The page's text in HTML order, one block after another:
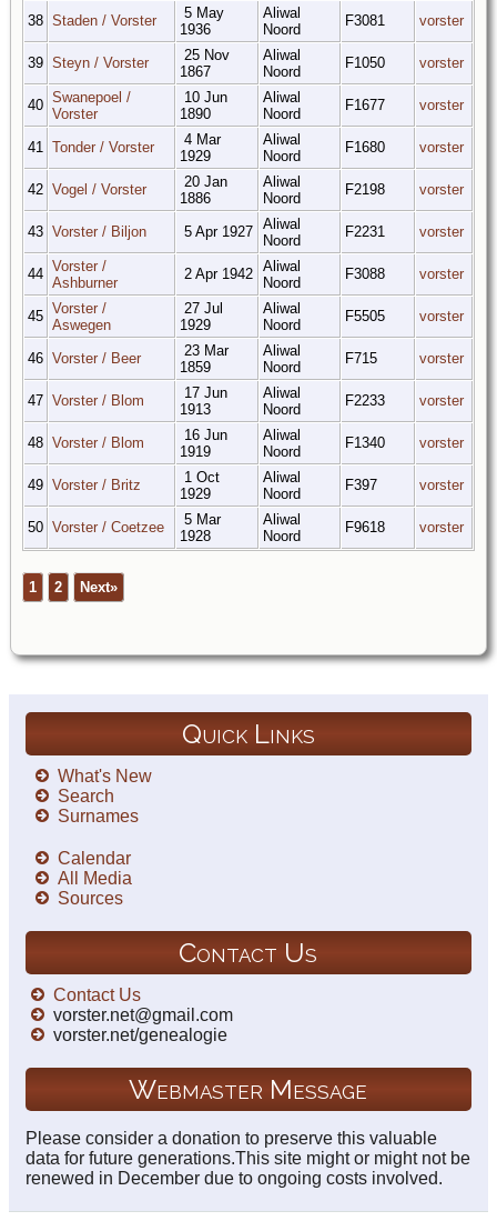
38 Staden / Vorster
5 May
1936
Aliwal
Noord
F3081 vorster
39 Steyn / Vorster
25 Nov
1867
Aliwal
Noord
F1050 vorster
40 Swanepoel /
Vorster
10 Jun
1890
Aliwal
Noord
F1677 vorster
41 Tonder / Vorster
4 Mar
1929
Aliwal
Noord
F1680 vorster
42 Vogel / Vorster
20 Jan
1886
Aliwal
Noord
F2198 vorster
43 Vorster / Biljon 5 Apr 1927 Aliwal
Noord
F2231 vorster
44 Vorster /
Ashburner
2 Apr 1942 Aliwal
Noord
F3088 vorster
45 Vorster /
Aswegen
27 Jul
1929
Aliwal
Noord
F5505 vorster
46 Vorster / Beer
23 Mar
1859
Aliwal
Noord
F715 vorster
47 Vorster / Blom
17 Jun
1913
Aliwal
Noord
F2233 vorster
48 Vorster / Blom
16 Jun
1919
Aliwal
Noord
F1340 vorster
49 Vorster / Britz
1 Oct
1929
Aliwal
Noord
F397 vorster
50 Vorster / Coetzee
5 Mar
1928
Aliwal
Noord
F9618 vorster
1 2 Next»
Quick Links
What's New
Search
Surnames
Calendar
All Media
Sources
Contact Us
Contact Us
vorster.net@gmail.com
vorster.net/genealogie
Webmaster Message
Please consider a donation to preserve this valuable
data for future generations.This site might or might not be
renewed in December due to ongoing costs involved.